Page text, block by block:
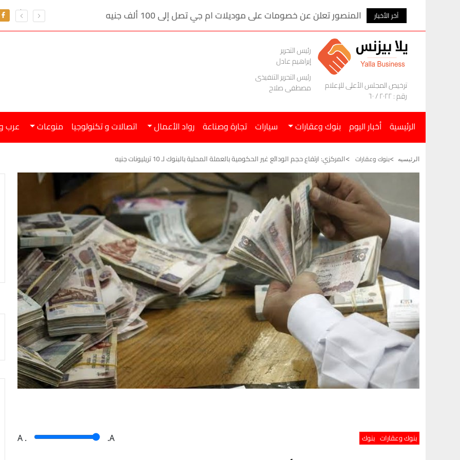
آخر الأخبار المنصور تعلن عن خصومات على موديلات ام جي تصل إلى 100 ألف جنيه
ترخيص المجلس الأعلى للإعلام
رقم : ٢٠٢٢ / ٦٠
رئيس التحرير
إبراهيم عادل
رئيس التحرير التنفيذى
مصطفى صلاح
الرئيسية أخبار اليوم بنوك وعقارات سيارات تجارة وصناعة رواد الأعمال اتصالات و تكنولوجيا منوعات عرب
الرئيسيه بنوك وعقارات المركزي: ارتفاع حجم الودائع غير الحكومية بالعملة المحلية بالبنوك لـ 10 تريليونات جنيه
بنوك وعقارات بنوك A . .A